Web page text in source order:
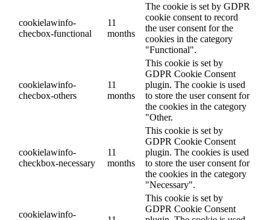
cookielawinfo-
checbox-functional
11
months
The cookie is set by GDPR
cookie consent to record
the user consent for the
cookies in the category
"Functional".
cookielawinfo-
checbox-others
11
months
This cookie is set by
GDPR Cookie Consent
plugin. The cookie is used
to store the user consent for
the cookies in the category
"Other.
cookielawinfo-
checkbox-necessary
11
months
This cookie is set by
GDPR Cookie Consent
plugin. The cookies is used
to store the user consent for
the cookies in the category
"Necessary".
cookielawinfo-
This cookie is set by
GDPR Cookie Consent